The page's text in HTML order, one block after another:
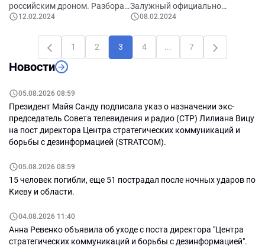
российским дроном. Разбора
интервью президента России
фейки, и для чего это все.
Стратегия ВСУ. Трамп обещает
партнеров США. Сенаторы
одобрили помощь Украине, но
это еще не все. Германия ждет
войны через пять лет. Не
играете в солдатики – враг
России, такое решение
12.02.2024
Залужный официально
отправлен в отставку. Кто
Китай отказался помогать
собирают ордена и медали.
08.02.2024
1 2 3 4 ... 7
Новости
05.08.2026 08:59
Президент Майя Санду подписала указ о назначении экс-
председатель Совета телевидения и радио (СТР) Лилиана Вицу
на пост директора Центра стратегических коммуникаций и
борьбы с дезинформацией (STRATCOM).
05.08.2026 08:59
15 человек погибли, еще 51 пострадал после ночных ударов по
Киеву и области.
04.08.2026 11:40
Анна Ревенко объявила об уходе с поста директора "Центра
стратегических коммуникаций и борьбы с дезинформацией".